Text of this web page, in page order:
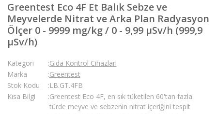
Greentest Eco 4F Et Balık Sebze ve
Meyvelerde Nitrat ve Arka Plan Radyasyon
Ölçer 0 - 9999 mg/kg / 0 - 9,99 µSv/h (999,9
µSv/h)
Kategori
Gıda Kontrol Cihazları
Marka
Greentest
Stok Kodu
LB.GT.4FB
Kısa Bilgi
Greentest Eco 4F, en sık tüketilen 60'tan fazla
türde meyve ve sebzenin nitrat içeriğini tespit